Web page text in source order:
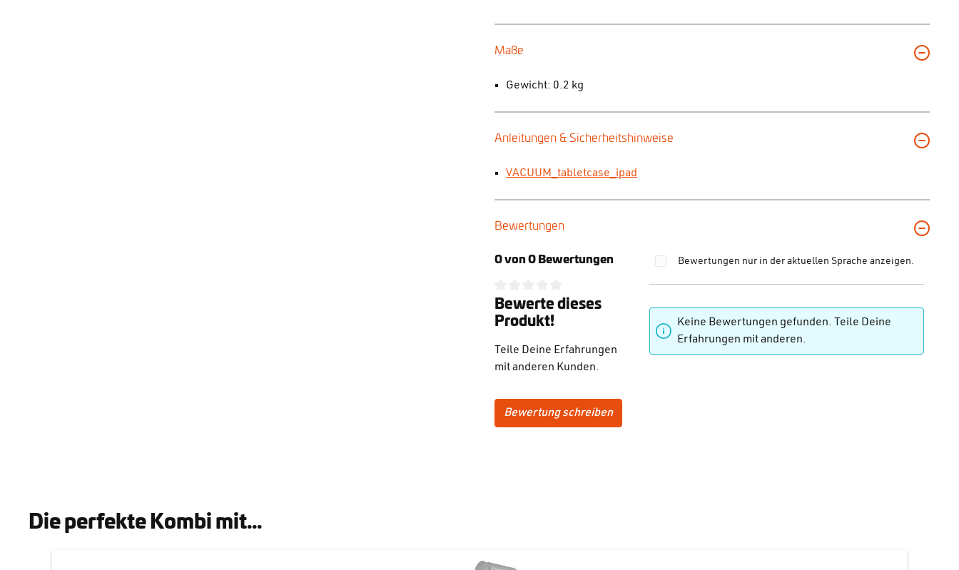
Maße
Gewicht: 0.2 kg
Anleitungen & Sicherheitshinweise
VACUUM_tabletcase_ipad
Bewertungen
0 von 0 Bewertungen
Durchschnittliche Bewertung von 0 von 5 Sternen
Bewerte dieses
Produkt!
Teile Deine Erfahrungen
mit anderen Kunden.
Bewertung schreiben
Bewertungen nur in der aktuellen Sprache anzeigen.
Keine Bewertungen gefunden. Teile Deine
Erfahrungen mit anderen.
Die perfekte Kombi mit...